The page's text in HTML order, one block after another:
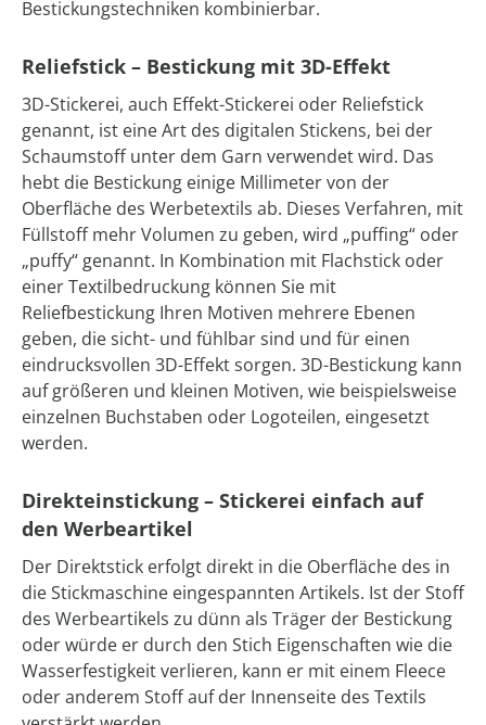
Bestickungstechniken kombinierbar.
Reliefstick – Bestickung mit 3D-Effekt
3D-Stickerei, auch Effekt-Stickerei oder Reliefstick
genannt, ist eine Art des digitalen Stickens, bei der
Schaumstoff unter dem Garn verwendet wird. Das
hebt die Bestickung einige Millimeter von der
Oberfläche des Werbetextils ab. Dieses Verfahren, mit
Füllstoff mehr Volumen zu geben, wird „puffing“ oder
„puffy“ genannt. In Kombination mit Flachstick oder
einer Textilbedruckung können Sie mit
Reliefbestickung Ihren Motiven mehrere Ebenen
geben, die sicht- und fühlbar sind und für einen
eindrucksvollen 3D-Effekt sorgen. 3D-Bestickung kann
auf größeren und kleinen Motiven, wie beispielsweise
einzelnen Buchstaben oder Logoteilen, eingesetzt
werden.
Direkteinstickung – Stickerei einfach auf
den Werbeartikel
Der Direktstick erfolgt direkt in die Oberfläche des in
die Stickmaschine eingespannten Artikels. Ist der Stoff
des Werbeartikels zu dünn als Träger der Bestickung
oder würde er durch den Stich Eigenschaften wie die
Wasserfestigkeit verlieren, kann er mit einem Fleece
oder anderem Stoff auf der Innenseite des Textils